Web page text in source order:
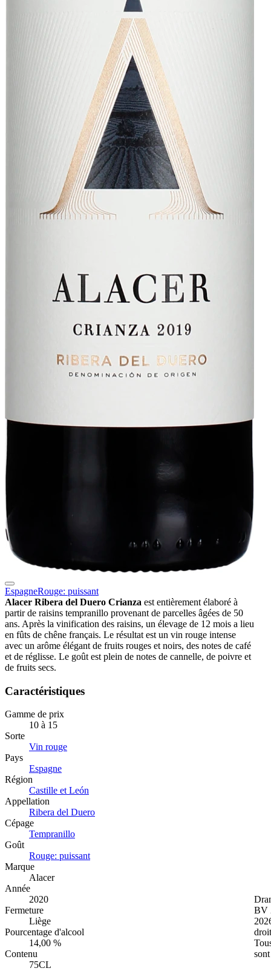
EspagneRouge: puissant
Alacer Ribera del Duero Crianza est entièrement élaboré à
partir de raisins tempranillo provenant de parcelles âgées de 50
ans. Après la vinification des raisins, un élevage de 12 mois a lieu
en fûts de chêne français. Le résultat est un vin rouge intense
avec un arôme élégant de fruits rouges et noirs, des notes de café
et de réglisse. Le goût est plein de notes de cannelle, de poivre et
de fruits secs.
Caractéristiques
Gamme de prix
10 à 15
Sorte
Vin rouge
Pays
Espagne
Région
Castille et León
Appellation
Ribera del Duero
Cépage
Tempranillo
Goût
Rouge: puissant
Marque
Alacer
Année
2020
Fermeture
Liège
Pourcentage d'alcool
14,00 %
Contenu
75CL
BV